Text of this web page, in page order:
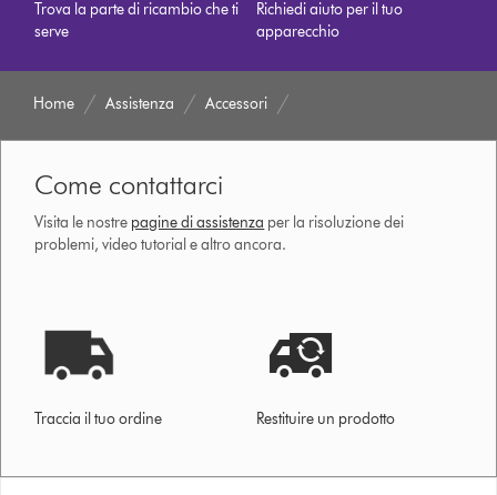
Trova la parte di ricambio che ti
serve
Richiedi aiuto per il tuo
apparecchio
Home Assistenza Accessori
Come contattarci
Visita le nostre pagine di assistenza per la risoluzione dei
problemi, video tutorial e altro ancora.
Traccia il tuo ordine Restituire un prodotto